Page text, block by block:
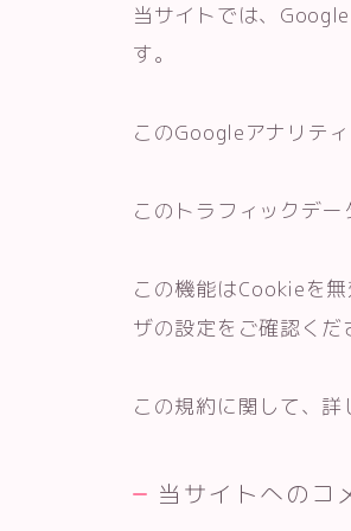
当サイトでは、
す。
このGoogleアナリテ
このトラフィックデー
この機能はCookieを
ザの設定をご確認くだ
この規約に関して、詳
当サイトへのコ